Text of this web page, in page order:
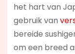
het hart van
gebruik van
bereide
om een breed